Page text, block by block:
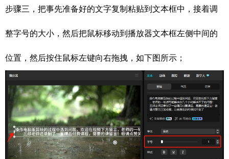
步骤三，把事先准备好的文字复制粘贴到文本框中，接着调
整字号的大小，然后把鼠标移动到播放器文本框左侧中间的
位置，然后按住鼠标左键向右拖拽，如下图所示；